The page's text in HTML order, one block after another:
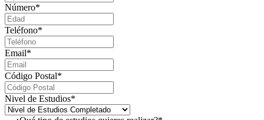
Número*
Teléfono*
Email*
Código Postal*
Nivel de Estudios*